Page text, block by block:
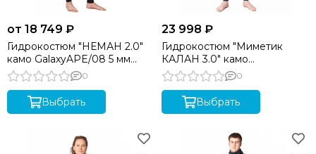
от 18 749 ₽
Гидрокостюм "НЕМАН 2.0"
камо GalaxyAPE/08 5 мм
SARGAN
0
Выбрать
23 998 ₽
Гидрокостюм "Миметик
КАЛАН 3.0" камо
GalaxyAPE/08 5 мм
0
Выбрать